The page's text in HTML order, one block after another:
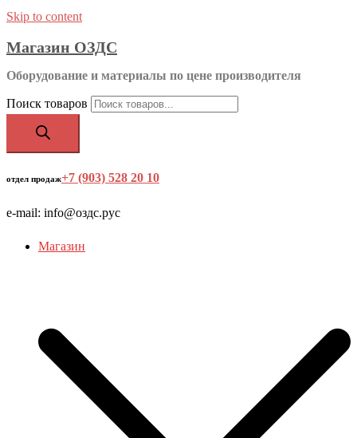
Skip to content
Магазин ОЗДС
Оборудование и материалы по цене производителя
Поиск товаров
отдел продаж+7 (903) 528 20 10
e-mail: info@оздс.рус
Магазин